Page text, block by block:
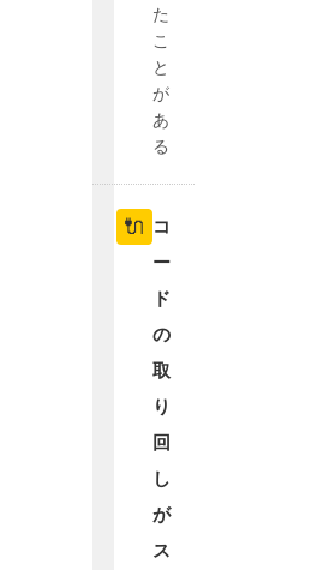
た
こ
と
が
あ
る
🔌 コ
ー
ド
の
取
り
回
し
が
ス